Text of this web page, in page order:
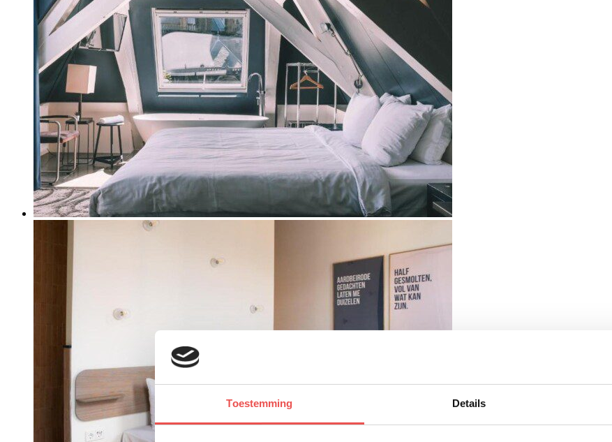
Toestemming Details